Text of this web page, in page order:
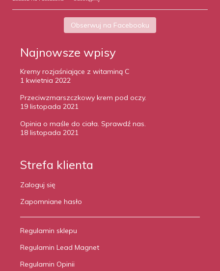
Obserwuj na Facebooku
Najnowsze wpisy
Kremy rozjaśniające z witaminą C
1 kwietnia 2022
Przeciwzmarszczkowy krem pod oczy.
19 listopada 2021
Opinia o maśle do ciała. Sprawdź nas.
18 listopada 2021
Strefa klienta
Zaloguj się
Zapomniane hasło
Regulamin sklepu
Regulamin Lead Magnet
Regulamin Opinii